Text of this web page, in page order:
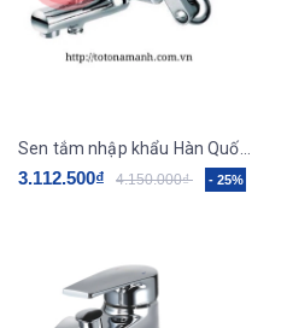
3.112.500₫ 4.150.000₫ - 25%